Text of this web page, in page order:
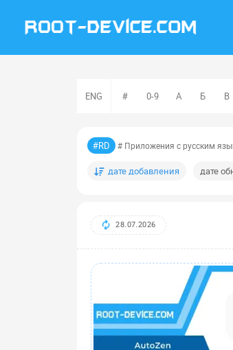
ENG # 0-9 А Б В
#RD # Приложения с русским
дате добавления дате
28.07.2026